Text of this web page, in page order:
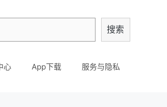
搜索
心 App下载 服务与隐私